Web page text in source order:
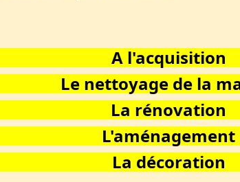
A l'acquisition
Le nettoyage de la
La rénovation
L'aménagement
La décoration